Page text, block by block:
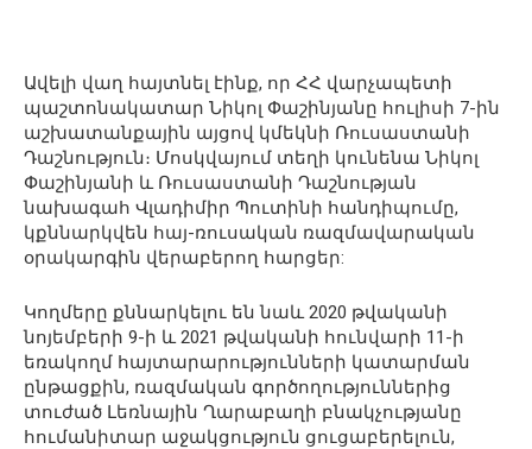
Ավելի վաղ հայտնել էինք, որ ՀՀ վարչապետի
պաշտոնակատար Նիկոլ Փաշինյանը հուլիսի 7-ին
աշխատանքային այցով կմեկնի Ռուսաստանի
Դաշնություն։ Մոսկվայում տեղի կունենա Նիկոլ
Փաշինյանի և Ռուսաստանի Դաշնության
նախագահ Վլադիմիր Պուտինի հանդիպումը,
կքննարկվեն հայ-ռուսական ռազմավարական
օրակարգին վերաբերող հարցեր:
Կողմերը քննարկելու են նաև 2020 թվականի
նոյեմբերի 9-ի և 2021 թվականի հունվարի 11-ի
եռակողմ հայտարարությունների կատարման
ընթացքին, ռազմական գործողություններից
տուժած Լեռնային Ղարաբաղի բնակչությանը
հումանիտար աջակցություն ցուցաբերելուն,